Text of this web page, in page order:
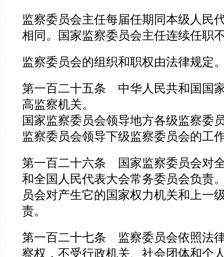
监察委员会主任每届任期同本级人民
相同。国家监察委员会主任连续任职
监察委员会的组织和职权由法律规定
第一百二十五条 中华人民共和国国
高监察机关。
国家监察委员会领导地方各级监察委
监察委员会领导下级监察委员会的工
第一百二十六条 国家监察委员会对
和全国人民代表大会常务委员会负责
员会对产生它的国家权力机关和上一
责。
第一百二十七条 监察委员会依照法
察权，不受行政机关、社会团体和个